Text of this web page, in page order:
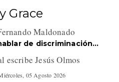
Grace
Maldonado
de discriminación…
escribe Jesús Olmos
05 Agosto 2026